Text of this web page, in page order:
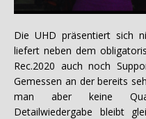
Die UHD präsentiert sich
liefert neben dem
Rec.2020 auch noch
Gemessen an der bereits
man aber keine
Detailwiedergabe bleibt